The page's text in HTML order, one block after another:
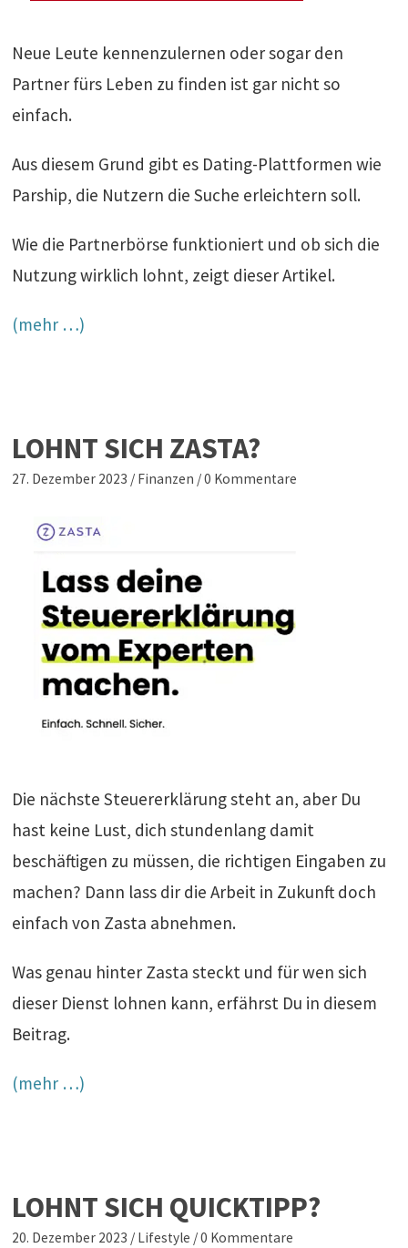
Neue Leute kennenzulernen oder sogar den
Partner fürs Leben zu finden ist gar nicht so
einfach.
Aus diesem Grund gibt es Dating-Plattformen wie
Parship, die Nutzern die Suche erleichtern soll.
Wie die Partnerbörse funktioniert und ob sich die
Nutzung wirklich lohnt, zeigt dieser Artikel.
(mehr …)
LOHNT SICH ZASTA?
27. Dezember 2023 / Finanzen /0 Kommentare
Die nächste Steuererklärung steht an, aber Du
hast keine Lust, dich stundenlang damit
beschäftigen zu müssen, die richtigen Eingaben zu
machen? Dann lass dir die Arbeit in Zukunft doch
einfach von Zasta abnehmen.
Was genau hinter Zasta steckt und für wen sich
dieser Dienst lohnen kann, erfährst Du in diesem
Beitrag.
(mehr …)
LOHNT SICH QUICKTIPP?
20. Dezember 2023 / Lifestyle /0 Kommentare